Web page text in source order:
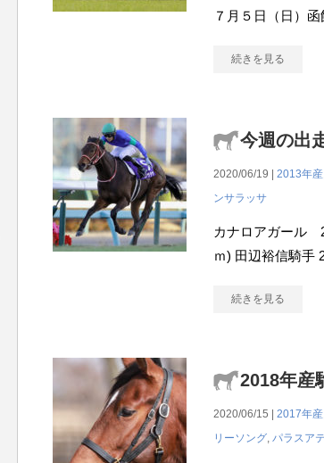
７月５日（日）
続きを見る
今週の出
2020/06/19 | 2013年産
ンサラッサ
カナロアガール
ｍ) 田辺裕信騎手
続きを見る
2018年産
2020/06/15 | 2017年産
リーソング, パラスア